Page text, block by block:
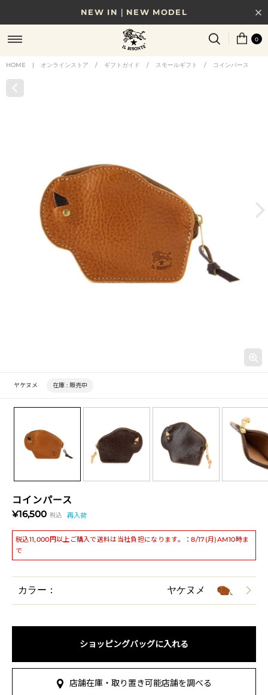
NEW IN｜NEW MODEL
8/17(月)10時まで｜税込11,000円以上で送料無料
贈る相手やシーンから選べる、新しいギフトガイド
0
HOME | オンラインストア / ギフトガイド / スモールギフト / コインパース
コインパース
¥16,500 税込 再入荷
税込11,000円以上ご購入で送料は当社負担になります。：8/17(月)AM10時ま
で
ヤケヌメ 在庫 : 販売中
カラー： ヤケヌメ
ショッピングバッグに入れる
店舗在庫・取り置き可能店舗を調べる